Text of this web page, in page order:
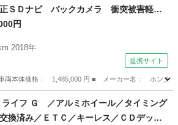
ＳＤナビ バックカメラ 衝突被害軽減
禁煙車 ハーフレザーシート ドラレ
ートキー ＬＥＤヘッド ビルトインＥ
正１７インチアルミ オートライト デ
円
2018年
提携サイト
本体価格： 1,485,000 円 ■ メーカー名： ホンダ
ライフ Ｇ ／アルミホイール／タイミング
換済み／ＥＴＣ／キーレス／ＣＤデッキ